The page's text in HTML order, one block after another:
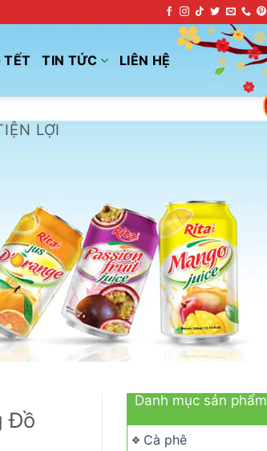
TẾT TIN TỨC LIÊN HỆ
LỢI
Đồ
Danh mục sản phẩm
Cà phê